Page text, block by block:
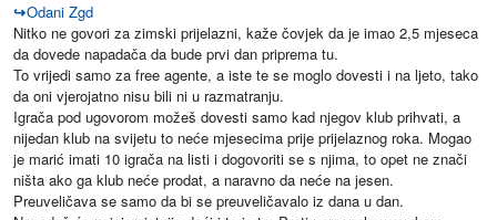
↪Odani Zgd
Nitko ne govori za zimski prijelazni, kaže čovjek da je imao 2,5 mjeseca
da dovede napadača da bude prvi dan priprema tu.
To vrijedi samo za free agente, a iste te se moglo dovesti i na ljeto, tako
da oni vjerojatno nisu bili ni u razmatranju.
Igrača pod ugovorom možeš dovesti samo kad njegov klub prihvati, a
nijedan klub na svijetu to neće mjesecima prije prijelaznog roka. Mogao
je marić imati 10 igrača na listi i dogovoriti se s njima, to opet ne znači
ništa ako ga klub neće prodat, a naravno da neće na jesen.
Preuveličava se samo da bi se preuveličavalo iz dana u dan.